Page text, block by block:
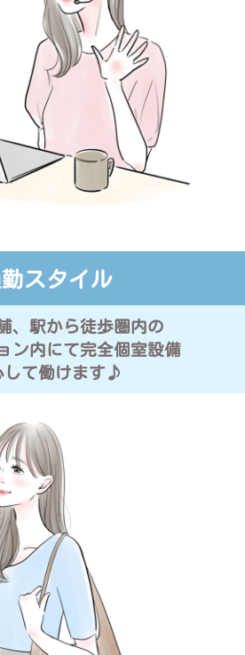
スタイル
、駅から徒歩圏内の
ン内にて完全個室設備
して働けます♪